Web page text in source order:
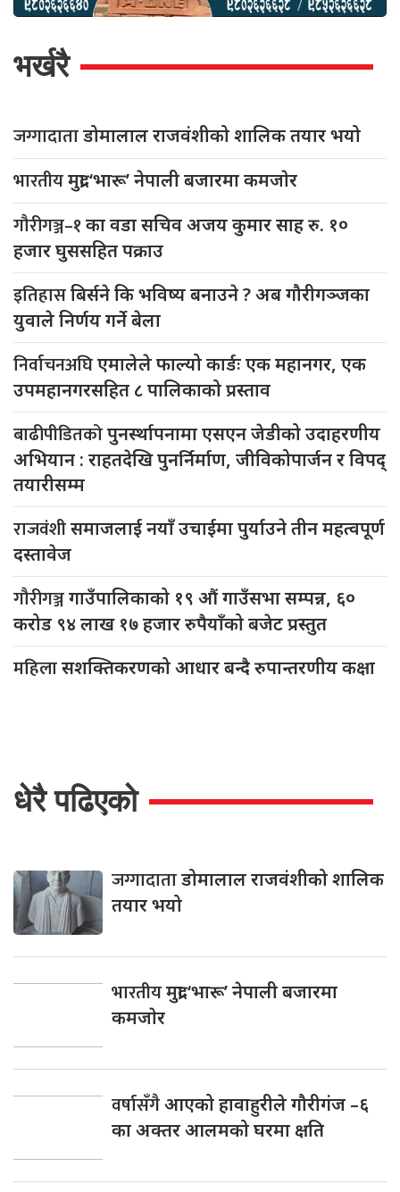
भर्खरै
जग्गादाताडोमालाल राजवंशीको शालिक तयार भयो
भारतीयमुद्रा ‘भारू’ नेपाली बजारमा कमजाेर
गौरीगञ्ज–१का वडा सचिव अजय कुमार साह रु. १०
हजार घुससहित पक्राउ
इतिहासबिर्सने कि भविष्य बनाउने ? अब गौरीगञ्जका
युवाले निर्णय गर्ने बेला
निर्वाचनअघिएमालेले फाल्यो कार्डः एक महानगर, एक
उपमहानगरसहित ८ पालिकाको प्रस्ताव
बाढीपीडितकोपुनर्स्थापनामा एसएन जेडीको उदाहरणीय
अभियान : राहतदेखि पुनर्निर्माण, जीविकोपार्जन र विपद्
तयारीसम्म
राजवंशीसमाजलाई नयाँ उचाईमा पुर्याउने तीन महत्वपूर्ण
दस्तावेज
गौरीगञ्जगाउँपालिकाको १९ औं गाउँसभा सम्पन्न, ६०
करोड ९४ लाख १७ हजार रुपैयाँको बजेट प्रस्तुत
महिलासशक्तिकरणको आधार बन्दै रुपान्तरणीय कक्षा
धेरै पढिएको
जग्गादाताडोमालाल राजवंशीको शालिक
तयार भयो
भारतीयमुद्रा ‘भारू’ नेपाली बजारमा
कमजाेर
वर्षासँगैआएको हावाहुरीले गौरीगंज –६
का अक्तर आलमको घरमा क्षति